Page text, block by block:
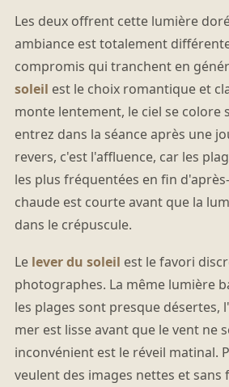
Les deux offrent cette lumière
ambiance est totalement
compromis qui tranchent en
soleil est le choix romantique et
monte lentement, le ciel se colore
entrez dans la séance après une
revers, c'est l'affluence, car les
les plus fréquentées en fin
chaude est courte avant que la
dans le crépuscule.
Le lever du soleil est le favori
photographes. La même lumière
les plages sont presque désertes,
mer est lisse avant que le vent ne
inconvénient est le réveil matinal.
veulent des images nettes et sans